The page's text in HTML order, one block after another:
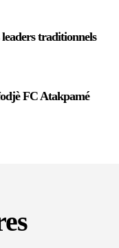
traditionnels
FC Atakpamé